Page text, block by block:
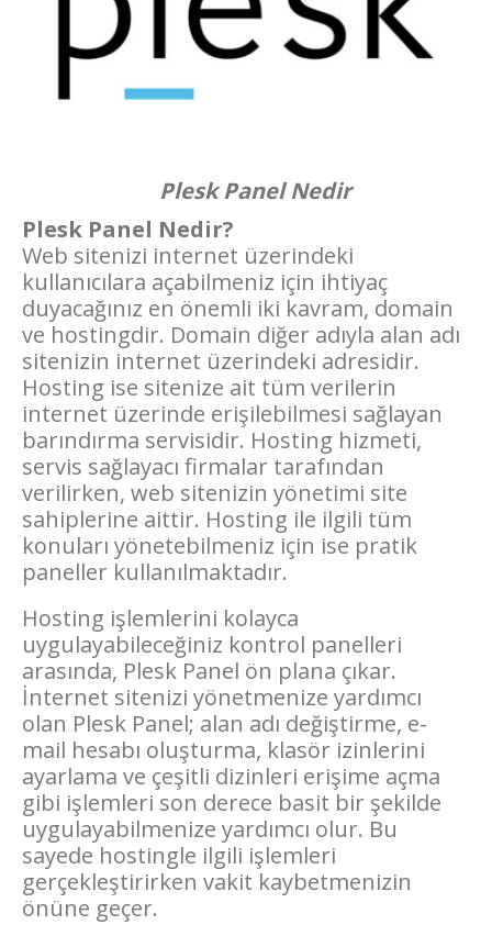
Plesk Panel Nedir
Plesk Panel Nedir?
Web sitenizi internet üzerindeki
kullanıcılara açabilmeniz için ihtiyaç
duyacağınız en önemli iki kavram, domain
ve hostingdir. Domain diğer adıyla alan adı
sitenizin internet üzerindeki adresidir.
Hosting ise sitenize ait tüm verilerin
internet üzerinde erişilebilmesi sağlayan
barındırma servisidir. Hosting hizmeti,
servis sağlayacı firmalar tarafından
verilirken, web sitenizin yönetimi site
sahiplerine aittir. Hosting ile ilgili tüm
konuları yönetebilmeniz için ise pratik
paneller kullanılmaktadır.
Hosting işlemlerini kolayca
uygulayabileceğiniz kontrol panelleri
arasında, Plesk Panel ön plana çıkar.
İnternet sitenizi yönetmenize yardımcı
olan Plesk Panel; alan adı değiştirme, e-
mail hesabı oluşturma, klasör izinlerini
ayarlama ve çeşitli dizinleri erişime açma
gibi işlemleri son derece basit bir şekilde
uygulayabilmenize yardımcı olur. Bu
sayede hostingle ilgili işlemleri
gerçekleştirirken vakit kaybetmenizin
önüne geçer.